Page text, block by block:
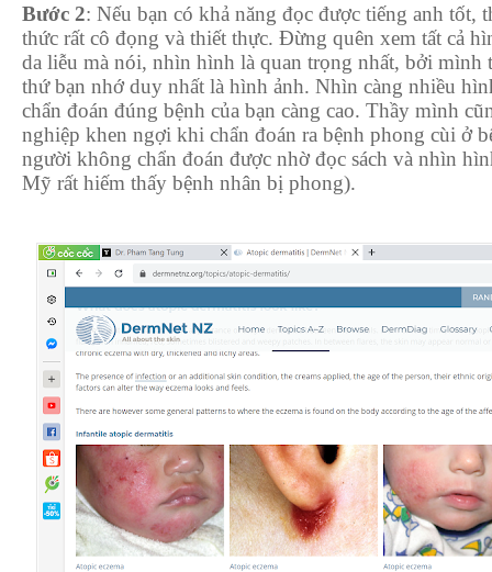
Bước 2: Nếu bạn có khả năng đọc được tiếng anh tốt,
thức rất cô đọng và thiết thực. Đừng quên xem tất cả
da liễu mà nói, nhìn hình là quan trọng nhất, bởi mình
thứ bạn nhớ duy nhất là hình ảnh. Nhìn càng nhiều
chẩn đoán đúng bệnh của bạn càng cao. Thầy mình
nghiệp khen ngợi khi chẩn đoán ra bệnh phong cùi ở
người không chẩn đoán được nhờ đọc sách và nhìn
Mỹ rất hiếm thấy bệnh nhân bị phong).